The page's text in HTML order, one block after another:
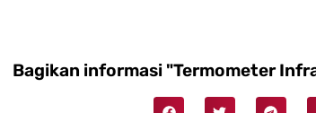
Bagikan informasi "Termometer